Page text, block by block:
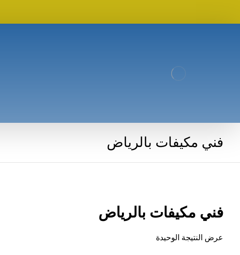
فني مكيفات بالرياض
فني مكيفات بالرياض
عرض النتيجة الوحيدة